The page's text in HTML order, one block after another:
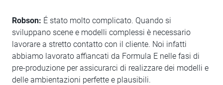
Robson: É stato molto complicato. Quando si
sviluppano scene e modelli complessi è necessario
lavorare a stretto contatto con il cliente. Noi infatti
abbiamo lavorato affiancati da Formula E nelle fasi di
pre-produzione per assicurarci di realizzare dei modelli e
delle ambientazioni perfette e plausibili.